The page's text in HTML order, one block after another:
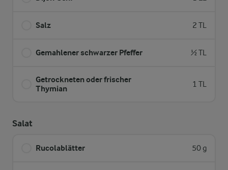
Salz 2 TL
Gemahlener schwarzer Pfeffer ½ TL
Getrockneten oder frischer
Thymian
1 TL
Salat
Rucolablätter 50 g